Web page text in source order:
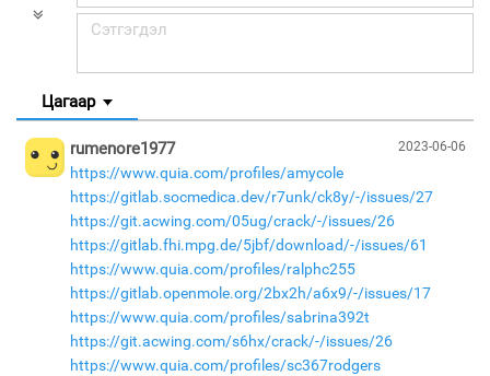
Цагаар
2023-06-06
rumenore1977
https://www.quia.com/profiles/amycole
https://gitlab.socmedica.dev/r7unk/ck8y/-/issues/27
https://git.acwing.com/05ug/crack/-/issues/26
https://gitlab.fhi.mpg.de/5jbf/download/-/issues/61
https://www.quia.com/profiles/ralphc255
https://gitlab.openmole.org/2bx2h/a6x9/-/issues/17
https://www.quia.com/profiles/sabrina392t
https://git.acwing.com/s6hx/crack/-/issues/26
https://www.quia.com/profiles/sc367rodgers